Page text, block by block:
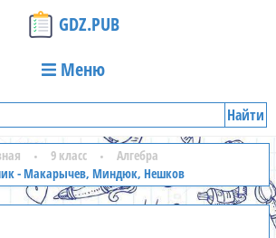
GDZ.PUB
Меню
Найти
9 класс
Алгебра
- Макарычев, Миндюк, Нешков